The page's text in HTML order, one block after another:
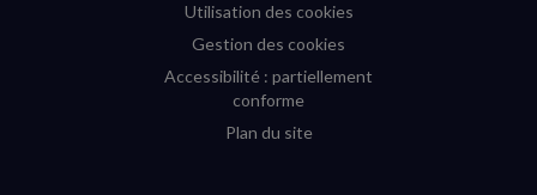
Utilisation des cookies
Gestion des cookies
Accessibilité : partiellement
conforme
Plan du site